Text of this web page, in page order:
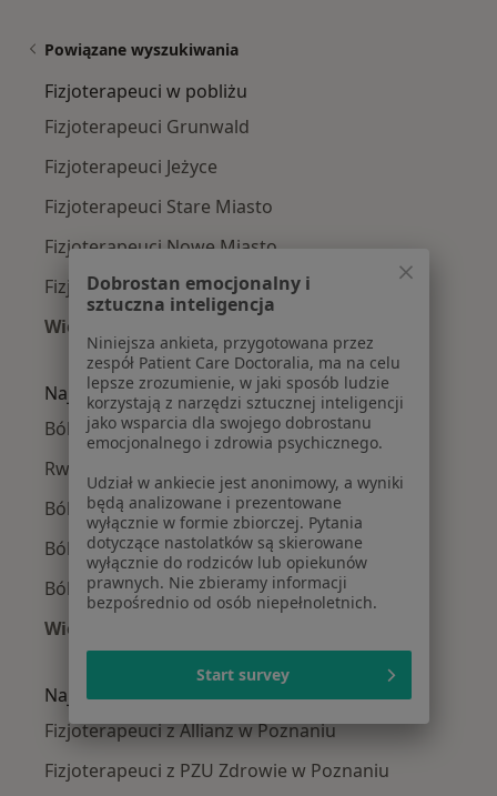
Powiązane wyszukiwania
Fizjoterapeuci w pobliżu
Fizjoterapeuci Grunwald
Fizjoterapeuci Jeżyce
Fizjoterapeuci Stare Miasto
Fizjoterapeuci Nowe Miasto
Fizjoterapeuci Wilda
Więcej (2)
Więcej w kategorii: Fizjoterapeuci w pobliżu
Najczęście leczone choroby
Bóle kręgosłupa w Poznaniu
Rwa kulszowa w Poznaniu
Ból biodra w Poznaniu
Ból barku w Poznaniu
Ból kolana w Poznaniu
Więcej (15)
Więcej w kategorii: Najczęście leczone
Najpopularniejsze ubezpieczenia
Fizjoterapeuci z Allianz w Poznaniu
Fizjoterapeuci z PZU Zdrowie w Poznaniu
Dobrostan emocjonalny i
sztuczna inteligencja
Niniejsza ankieta, przygotowana przez
zespół Patient Care Doctoralia, ma na celu
lepsze zrozumienie, w jaki sposób ludzie
korzystają z narzędzi sztucznej inteligencji
jako wsparcia dla swojego dobrostanu
emocjonalnego i zdrowia psychicznego.
Udział w ankiecie jest anonimowy, a wyniki
będą analizowane i prezentowane
wyłącznie w formie zbiorczej. Pytania
dotyczące nastolatków są skierowane
wyłącznie do rodziców lub opiekunów
prawnych. Nie zbieramy informacji
bezpośrednio od osób niepełnoletnich.
Start survey